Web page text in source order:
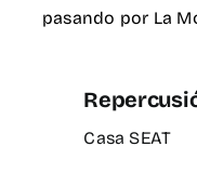
pasando por La
Casa SEAT